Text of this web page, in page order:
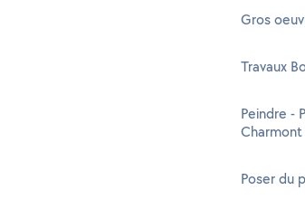
Gros
Travaux
Peindre -
Charmont
Poser du